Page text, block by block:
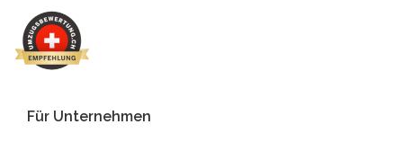
Für Unternehmen